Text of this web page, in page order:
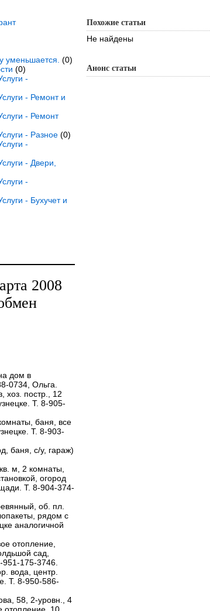
уменьшается. (0)
(0)
-
- Ремонт и
- Ремонт
- Разное(0)
-
- Двери,
-
- Бухучет и
2008
дом в
0734, Ольга.
хоз. постр., 12
Т. 8-905-
баня, все
Т. 8-903-
баня, с/у, гараж)
м, 2 комнаты,
огород
Т. 8-904-374-
об. пл.
рядом с
аналогичной
отопление,
сад,
951-175-3746.
вода, центр.
Т. 8-950-586-
58, 2-уровн., 4
Похожие статьи
Не найдены
Анонс статьи